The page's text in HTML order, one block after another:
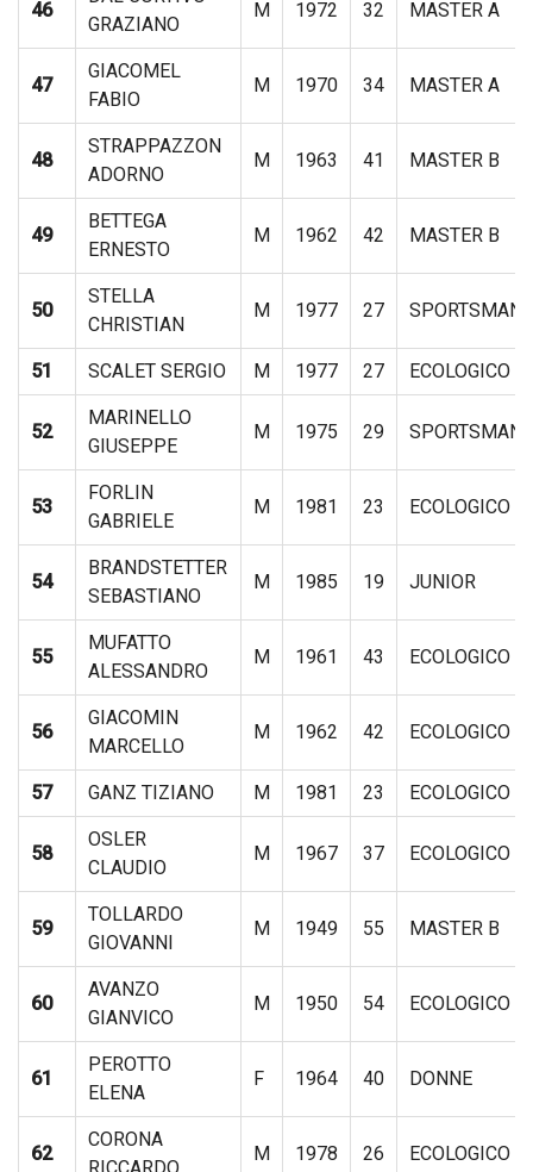
46
GRAZIANO
M 1972 32 MASTER A
47
GIACOMEL
FABIO
M 1970 34 MASTER A
48
STRAPPAZZON
ADORNO
M 1963 41 MASTER B
49
BETTEGA
ERNESTO
M 1962 42 MASTER B
50
STELLA
CHRISTIAN
M 1977 27 SPORTSMAN
51 SCALET SERGIO M 1977 27 ECOLOGICO
52
MARINELLO
GIUSEPPE
M 1975 29 SPORTSMAN
53
FORLIN
GABRIELE
M 1981 23 ECOLOGICO
54
BRANDSTETTER
SEBASTIANO
M 1985 19 JUNIOR
55
MUFATTO
ALESSANDRO
M 1961 43 ECOLOGICO
56
GIACOMIN
MARCELLO
M 1962 42 ECOLOGICO
57 GANZ TIZIANO M 1981 23 ECOLOGICO
58
OSLER
CLAUDIO
M 1967 37 ECOLOGICO
59
TOLLARDO
GIOVANNI
M 1949 55 MASTER B
60
AVANZO
GIANVICO
M 1950 54 ECOLOGICO
61
PEROTTO
ELENA
F 1964 40 DONNE
62
CORONA
M 1978 26 ECOLOGICO